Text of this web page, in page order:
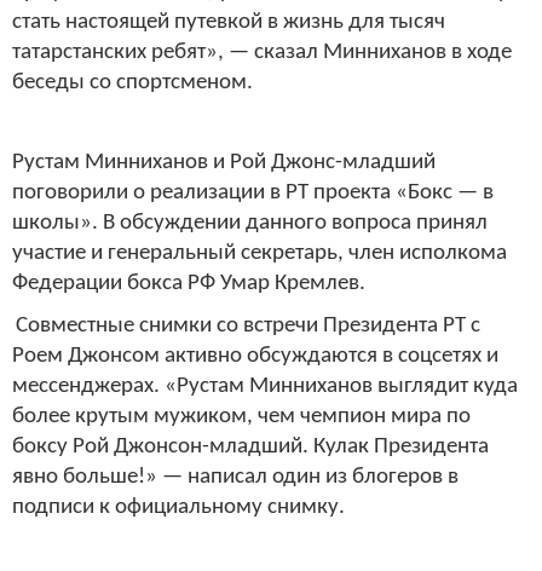
стать настоящей путевкой в жизнь для тысяч
татарстанских ребят», — сказал Минниханов в ходе
беседы со спортсменом.
Рустам Минниханов и Рой Джонс-младший
поговорили о реализации в РТ проекта «Бокс — в
школы». В обсуждении данного вопроса принял
участие и генеральный секретарь, член исполкома
Федерации бокса РФ Умар Кремлев.
Совместные снимки со встречи Президента РТ с
Роем Джонсом активно обсуждаются в соцсетях и
мессенджерах. «Рустам Минниханов выглядит куда
более крутым мужиком, чем чемпион мира по
боксу Рой Джонсон-младший. Кулак Президента
явно больше!» — написал один из блогеров в
подписи к официальному снимку.